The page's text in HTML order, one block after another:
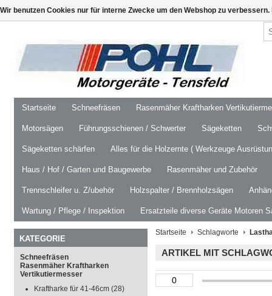
Startseite Schneefräsen Rasenmäher Kraftharken
Motorsägen Führungsschienen / Schwerter Sägeketten
Sägeketten schärfen Alles für die Holzernte ( Werkzeuge
Haus / Hof / Garten und Baugewerbe Rasenmäher und Zubehör
Trennschleifer u. Z/ubehör Holzspalter / Brennholzsägen
Wartung / Pflege / Inspektion Ersatzteile diverse Geräte Motoren
KATEGORIE
Schneefräsen
Rasenmäher Kraftharken
Vertikutiermesser
Kraftharke für 41-46cm (28)
Startseite Schlagworte
ARTIKEL MIT
Wir benutzen Cookies nur für interne Zwecke um den Webshop zu